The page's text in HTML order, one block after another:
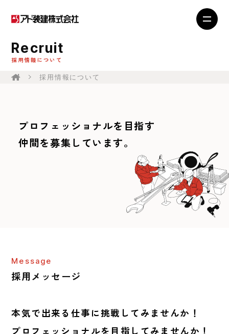
Recruit
採用情報について
採用情報について
プロフェッショナルを目指す
仲間を募集しています。
Message
採用メッセージ
本気で出来る仕事に挑戦してみませんか！
プロフェッショナルを目指してみませんか！